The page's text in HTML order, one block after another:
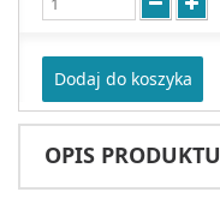
Dodaj do koszyka
OPIS PRODUKTU